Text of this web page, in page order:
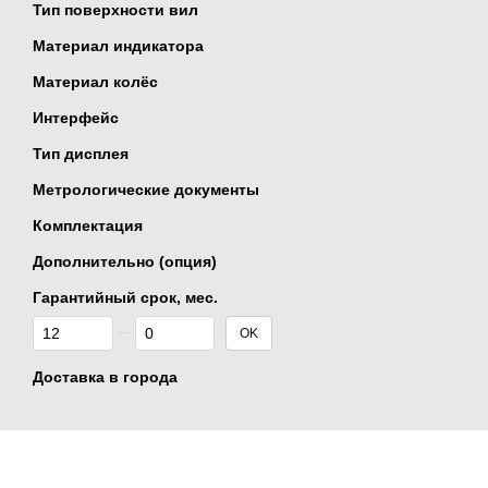
Тип поверхности вил
Материал индикатора
Материал колёс
Интерфейс
Тип дисплея
Метрологические документы
Комплектация
Дополнительно (опция)
Гарантийный срок, мес.
От Гарантийный срок, мес.
До Гарантийный срок, мес. OK
Доставка в города